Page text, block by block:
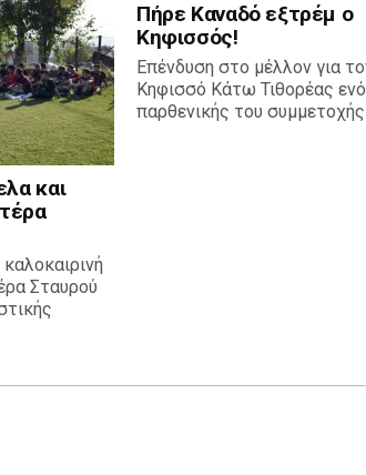
και
Σταυρού
Πήρε Καναδό εξτρέμ ο
Κηφισσός!
Επένδυση στο μέλλον για
Κηφισσό Κάτω Τιθορέας
παρθενικής του